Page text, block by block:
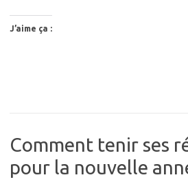
J’aime ça :
Comment tenir ses
pour la nouvelle